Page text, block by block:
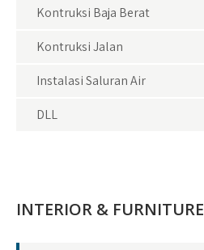
Kontruksi Baja Berat
Kontruksi Jalan
Instalasi Saluran Air
DLL
INTERIOR & FURNITURE